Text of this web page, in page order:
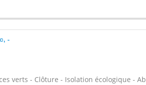
-
verts - Clôture - Isolation écologique -